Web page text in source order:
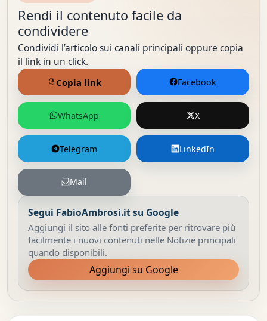
Rendi il contenuto facile da
condividere
Condividi l’articolo sui canali principali oppure copia
il link in un click.
Facebook
WhatsApp X
Telegram LinkedIn
Mail
Copia link
Segui FabioAmbrosi.it su Google
Aggiungi il sito alle fonti preferite per ritrovare più
facilmente i nuovi contenuti nelle Notizie principali
quando disponibili.
Aggiungi su Google